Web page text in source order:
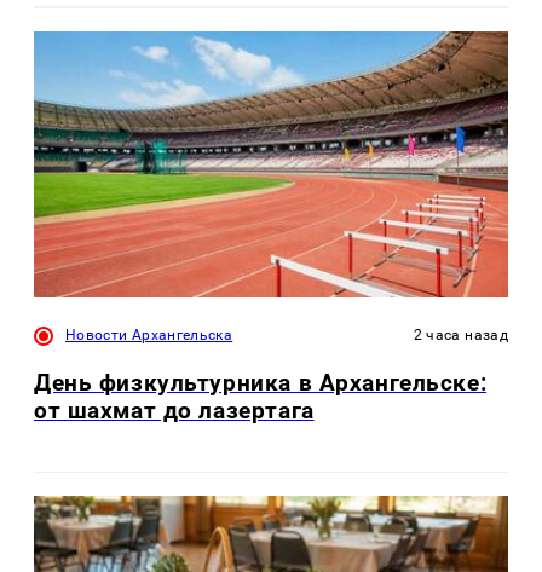
Новости Архангельска 2 часа назад
День физкультурника в Архангельске:
от шахмат до лазертага